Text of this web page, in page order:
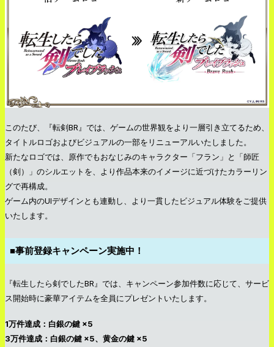
このたび、『転剣BR』では、ゲームの世界観をより一層引き立てるため、
タイトルロゴおよびビジュアルの一部をリニューアルいたしました。
新たなロゴでは、原作でもおなじみのキャラクター「フラン」と「師匠
（剣）」のシルエットを、より作品本来のイメージに近づけたカラーリン
グで再構成。
ゲーム内のUIデザインとも連動し、より一貫したビジュアル体験をご提供
いたします。
■事前登録キャンペーン実施中！
『転生したら剣でしたBR』では、キャンペーン参加件数に応じて、サービ
ス開始時に豪華アイテムを全員にプレゼントいたします。
1万件達成：白銀の鍵 ×5
3万件達成：白銀の鍵 ×5、黄金の鍵 ×5